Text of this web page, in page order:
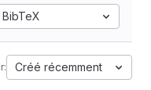
BibTeX
Créé récemment